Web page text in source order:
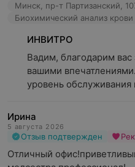
диагностика
исследования
генетические
ДНК-диагностика;
исследования
генетические
Минск, пр-т Партизанский,
Биохимический анализ крови
ИНВИТРО
Вадим, благодарим вас
вашими
уровень обслуживания
Ирина
5 августа 2026
Отзыв подтвержден
Отличный